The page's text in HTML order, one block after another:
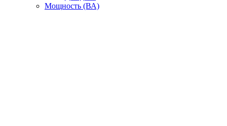
Мощность (ВА)